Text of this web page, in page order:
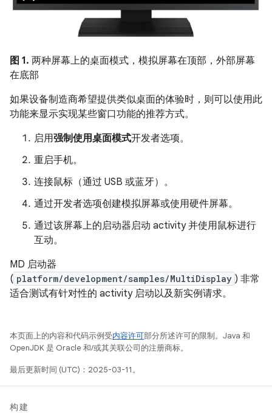
图 1. 两种屏幕上的桌面模式，模拟屏幕在顶部，外部屏幕
在底部
如果设备制造商希望提供类似桌面的体验时，则可以使用此
功能来显示实现某些窗口功能的推荐方式。
启用强制使用桌面模式开发者选项。
重启手机。
连接鼠标（通过 USB 或蓝牙）。
通过开发者选项创建模拟屏幕或使用硬件屏幕。
通过该屏幕上的启动器启动 activity 并使用鼠标进行
互动。
MD 启动器
( platform/development/samples/MultiDisplay ) 非常
适合测试有针对性的 activity 启动以及新实例请求。
本页面上的内容和代码示例受内容许可部分所述许可的限制。Java 和
OpenJDK 是 Oracle 和/或其关联公司的注册商标。
最后更新时间 (UTC)：2025-03-11。
构建